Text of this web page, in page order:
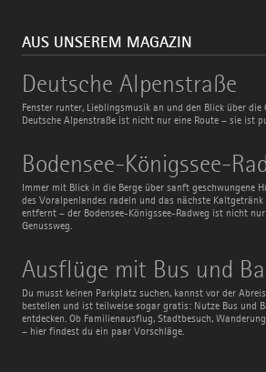
AUS UNSEREM MAGAZIN
Deutsche Alpenstraße
Fenster runter, Lieblingsmusik an und den Blick über
Deutsche Alpenstraße ist nicht nur eine Route – sie ist
Deutsche
Alpenstraße
Bodensee-Königssee-
Immer mit Blick in die Berge über sanft geschwungene
des Voralpenlandes radeln und das nächste
entfernt – der Bodensee-Königssee-Radweg ist nicht
Genussweg.
Bodensee-
Königssee-
Radweg
Ausflüge mit Bus und
Du musst keinen Parkplatz suchen, kannst vor der
bestellen und ist teilweise sogar gratis: Nutze Bus und
entdecken. Ob Familienausflug, Stadtbesuch,
– hier findest du ein paar Vorschläge.
Ausflüge
mit
Bus
und
Bahn